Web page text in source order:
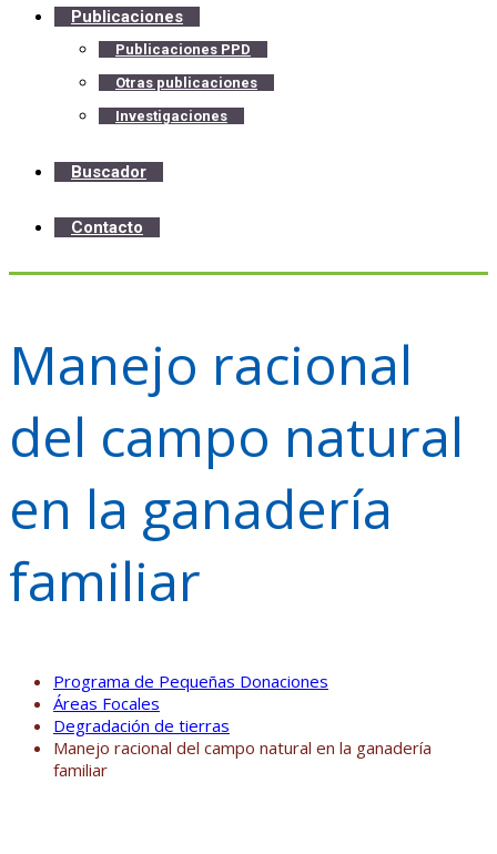
Publicaciones
Publicaciones PPD
Otras publicaciones
Investigaciones
Buscador
Contacto
Manejo racional
del campo natural
en la ganadería
familiar
Programa de Pequeñas Donaciones
Áreas Focales
Degradación de tierras
Manejo racional del campo natural en la ganadería
familiar